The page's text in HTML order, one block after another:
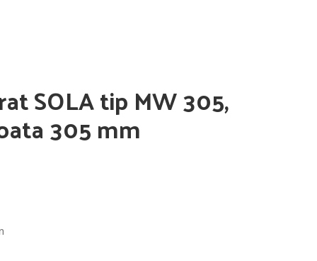
SOLA tip MW 305,
305 mm